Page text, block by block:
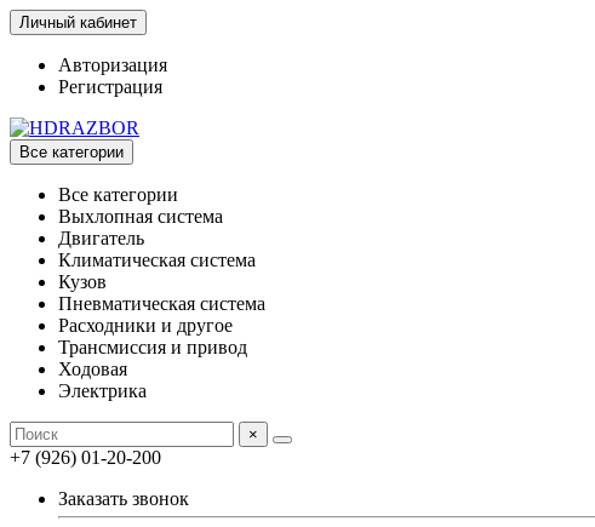
Личный кабинет
Авторизация
Регистрация
Все категории
Все категории
Выхлопная система
Двигатель
Климатическая система
Кузов
Пневматическая система
Расходники и другое
Трансмиссия и привод
Ходовая
Электрика
×
+7 (926) 01-20-200
Заказать звонок